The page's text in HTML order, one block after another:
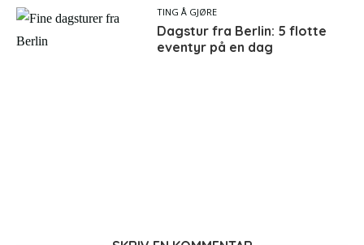
TING Å GJØRE
Dagstur fra Berlin: 5 flotte
eventyr på en dag